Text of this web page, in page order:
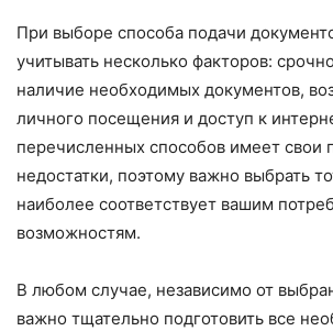
При выборе способа подачи
учитывать несколько факторов:
наличие необходимых документов,
личного посещения и доступ к
перечисленных способов имеет свои
недостатки, поэтому важно выбрать
наиболее соответствует вашим
возможностям.
В любом случае, независимо от
важно тщательно подготовить все